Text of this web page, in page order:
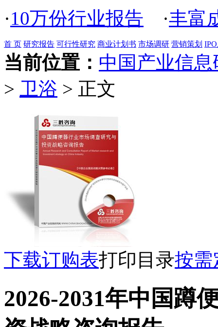
·10万份行业报告 ·丰富
首 页 研究报告 可行性研究 商业计划书 市场调研 营销策划
当前位置： 中国产业信
> 卫浴 > 正文
下载订购表打印目录按需
2026-2031年中国蹲